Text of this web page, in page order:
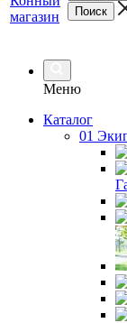
Меню
Каталог
01